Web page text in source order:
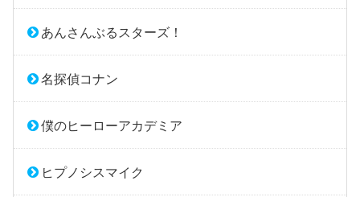
あんさんぶるスターズ！
名探偵コナン
僕のヒーローアカデミア
ヒプノシスマイク